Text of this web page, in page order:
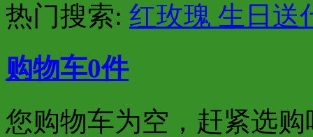
热门搜索: 红玫瑰 生日送
购物车0件
您购物车为空，赶紧选购